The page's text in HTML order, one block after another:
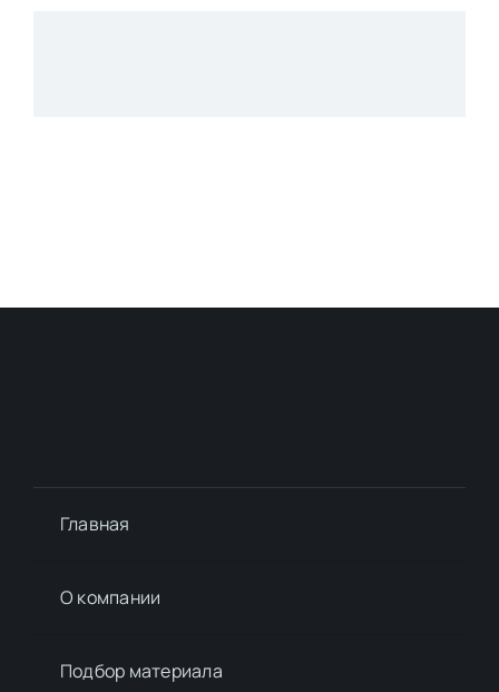
Главная
О компании
Подбор материалa